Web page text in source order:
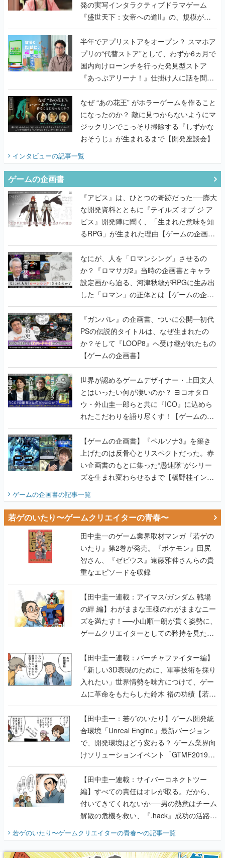
発の実写インタラクティブドラマゲーム
『盛世天下：女帝への道II』の、規模が違
うこだわりをプロデューサーに聞いた
半年でアプリストアをオープン？ スマホア
プリの“代替ストア”として、わずか6ヵ月で
国内向けローンチを行った発見型ストア
『あっぷアリーナ！』仕掛け人に話を聞い
てみた
なぜ “あの花王” がホラーゲームを作ること
になったのか？ 敵に見つからないようにマ
ジックリンでこっそり掃除する『しずかな
おそうじ』が生まれるまで【開発座談会】
インタビューの記事一覧
ゲームの企画書
『アビス』は、ひとつの奇跡だった──膨大
な開発資料とともに『テイルズ オブ ジ ア
ビス』開発陣に聞く、「生まれた意味を知
るRPG」が生まれた理由【ゲームの企画
書】
なにが、人を「ロマンシング」させるの
か？『ロマサガ2』当時の企画書とキャラ
設定画から迫る、河津秋敏がRPGに生み出
した「ロマン」の正体とは【ゲームの企画
書】
『ガンパレ』の企画書、ついに公開━初代
PSの伝説的タイトルは、なぜ生まれたの
か？そして『LOOP8』へ受け継がれたもの
【ゲームの企画書】
世界が認めるゲームデザイナー・上田文人
とはいったい何が凄いのか？ ヨコオタロ
ウ・外山圭一郎らと共に『ICO』に込めら
れたこだわりを語り尽くす！【ゲームの企
画書】
【ゲームの企画書】『ペルソナ3』を築き
上げたのは反骨心とリスペクトだった。赤
い企画書のもとに集った“愚連隊”がシリー
ズを生まれ変わらせるまで【橋野桂インタ
ビュー】
ゲームの企画書の記事一覧
若ゲのいたり〜ゲームクリエイターの青春〜
田中圭一のゲーム業界取材マンガ『若ゲの
いたり』第2巻が発売。『ポケモン』田尻
智さん、『ゼビウス』遠藤雅伸さんらの貴
重なエピソードを収録
【田中圭一連載：アイマス/ガンダム 戦場
の絆 編】わがままな王様のわがままなニー
ズを満たす！──小山順一朗が貫く姿勢に、
ゲームクリエイターとしての矜持を見た
【若ゲのいたり最終回】
【田中圭一連載：バーチャファイター編】
「新しい3D表現のために、軍事技術を採り
入れたい」世界情勢を味方につけて、ゲー
ムに革命をもたらした鈴木 裕の功績【若ゲ
のいたり】
【田中圭一：若ゲのいたり】ゲーム開発統
合環境「Unreal Engine」最新バージョン
で、開発環境はどう変わる？ ゲーム業界向
けソリューションイベント「GTMF2019」
に行って、より理解を深めよう【PR】
【田中圭一連載：サイバーコネクトツー
編】すべての責任はオレが取る。だから、
付いてきてくれないか──男の熱意はチーム
解散の危機を救い、『.hack』成功の活路を
開く。業界の快男児・松山 洋に流れる血は
『少年ジャンプ』色だった【若ゲのいた
り】
若ゲのいたり〜ゲームクリエイターの青春〜の記事一覧